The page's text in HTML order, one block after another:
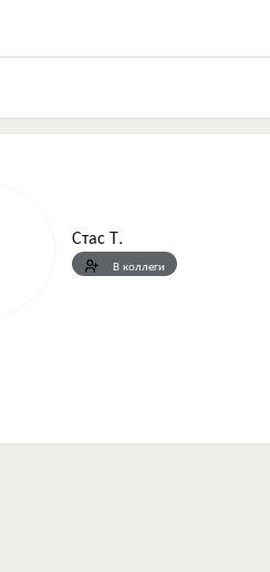
Стас Т.
В коллеги